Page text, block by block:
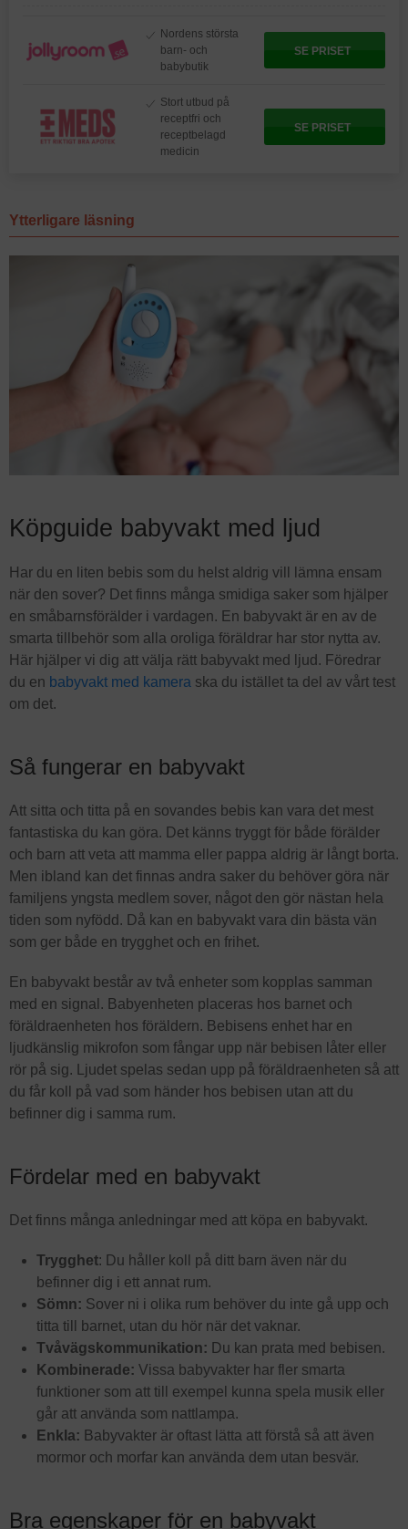
Nordens största
barn- och
babybutik
SE PRISET
Stort utbud på
receptfri och
receptbelagd
medicin
SE PRISET
Ytterligare läsning
Köpguide babyvakt med ljud
Har du en liten bebis som du helst aldrig vill lämna ensam
när den sover? Det finns många smidiga saker som hjälper
en småbarnsförälder i vardagen. En babyvakt är en av de
smarta tillbehör som alla oroliga föräldrar har stor nytta av.
Här hjälper vi dig att välja rätt babyvakt med ljud. Föredrar
du en babyvakt med kamera ska du istället ta del av vårt test
om det.
Så fungerar en babyvakt
Att sitta och titta på en sovandes bebis kan vara det mest
fantastiska du kan göra. Det känns tryggt för både förälder
och barn att veta att mamma eller pappa aldrig är långt borta.
Men ibland kan det finnas andra saker du behöver göra när
familjens yngsta medlem sover, något den gör nästan hela
tiden som nyfödd. Då kan en babyvakt vara din bästa vän
som ger både en trygghet och en frihet.
En babyvakt består av två enheter som kopplas samman
med en signal. Babyenheten placeras hos barnet och
föräldraenheten hos föräldern. Bebisens enhet har en
ljudkänslig mikrofon som fångar upp när bebisen låter eller
rör på sig. Ljudet spelas sedan upp på föräldraenheten så att
du får koll på vad som händer hos bebisen utan att du
befinner dig i samma rum.
Fördelar med en babyvakt
Det finns många anledningar med att köpa en babyvakt.
Trygghet: Du håller koll på ditt barn även när du
befinner dig i ett annat rum.
Sömn: Sover ni i olika rum behöver du inte gå upp och
titta till barnet, utan du hör när det vaknar.
Tvåvägskommunikation: Du kan prata med bebisen.
Kombinerade: Vissa babyvakter har fler smarta
funktioner som att till exempel kunna spela musik eller
går att använda som nattlampa.
Enkla: Babyvakter är oftast lätta att förstå så att även
mormor och morfar kan använda dem utan besvär.
Bra egenskaper för en babyvakt